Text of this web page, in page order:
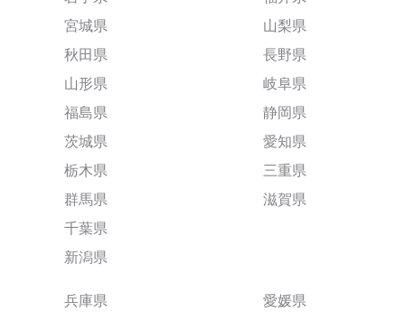
宮城県
秋田県
山形県
福島県
茨城県
栃木県
群馬県
千葉県
新潟県
山梨県
長野県
岐阜県
静岡県
愛知県
三重県
滋賀県
兵庫県
愛媛県